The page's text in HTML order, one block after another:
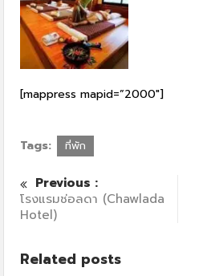
[mappress mapid=”2000″]
Tags: ที่พัก
Previous :
โรงแรมช่อลดา (Chawlada
Hotel)
Related posts